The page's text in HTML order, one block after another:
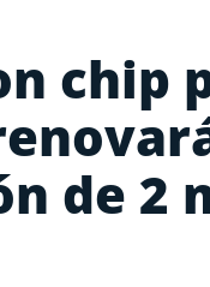
chip
de 2